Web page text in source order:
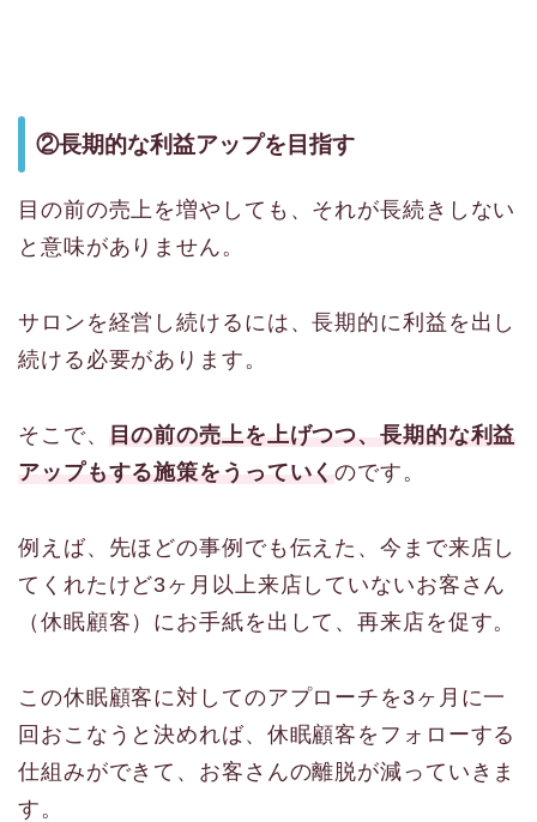
②長期的な利益アップを目指す
目の前の売上を増やしても、それが長続きしない
と意味がありません。
サロンを経営し続けるには、長期的に利益を出し
続ける必要があります。
そこで、
目の前の売上を上げつつ、長期的な利益
アップもする施策をうっていくのです。
例えば、先ほどの事例でも伝えた、今まで来店し
てくれたけど3ヶ月以上来店していないお客さん
（休眠顧客）にお手紙を出して、再来店を促す。
この休眠顧客に対してのアプローチを3ヶ月に一
回おこなうと決めれば、休眠顧客をフォローする
仕組みができて、お客さんの離脱が減っていきま
す。